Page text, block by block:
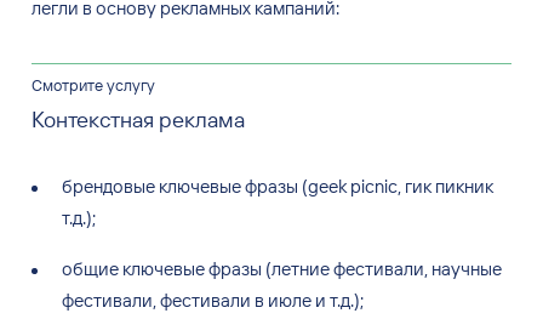
легли в основу рекламных кампаний:
Смотрите услугу
Контекстная реклама
брендовые ключевые фразы (geek picnic, гик пикник
т.д.);
общие ключевые фразы (летние фестивали, научные
фестивали, фестивали в июле и т.д.);